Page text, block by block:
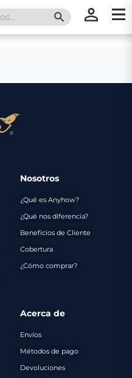
SEARCH
Nosotros
¿Qué es Anyhow?
¿Qué nos diferencia?
Beneficios de Cliente
Cobertura
¿Cómo comprar?
Acerca de
Envíos
Métodos de pago
Devoluciones